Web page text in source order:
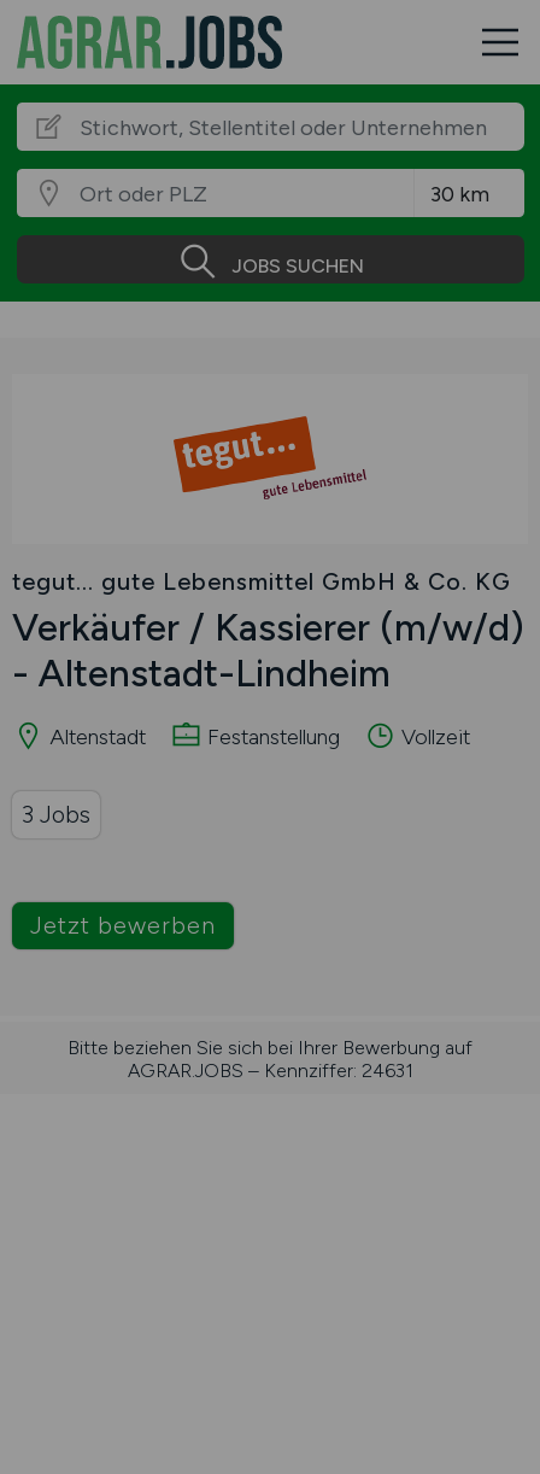
JOBS SUCHEN
tegut... gute Lebensmittel GmbH & Co. KG
Verkäufer / Kassierer (m/w/d)
- Altenstadt-Lindheim
Altenstadt Festanstellung Vollzeit
Jetzt bewerben
3 Jobs
Bitte beziehen Sie sich bei Ihrer Bewerbung auf
AGRAR.JOBS – Kennziffer: 24631